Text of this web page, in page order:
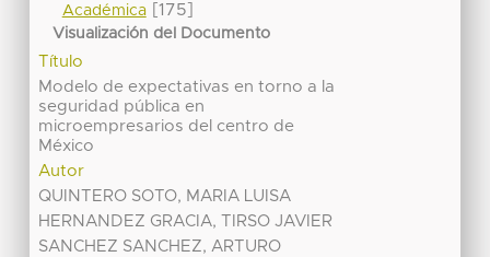
Académica[175]
Visualización del Documento
Título
Modelo de expectativas en torno a la
seguridad pública en
microempresarios del centro de
México
Autor
QUINTERO SOTO, MARIA LUISA
HERNANDEZ GRACIA, TIRSO JAVIER
SANCHEZ SANCHEZ, ARTURO